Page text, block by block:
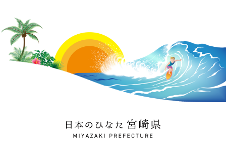
日本のひなた 宮崎県
MIYAZAKI PREFECTURE